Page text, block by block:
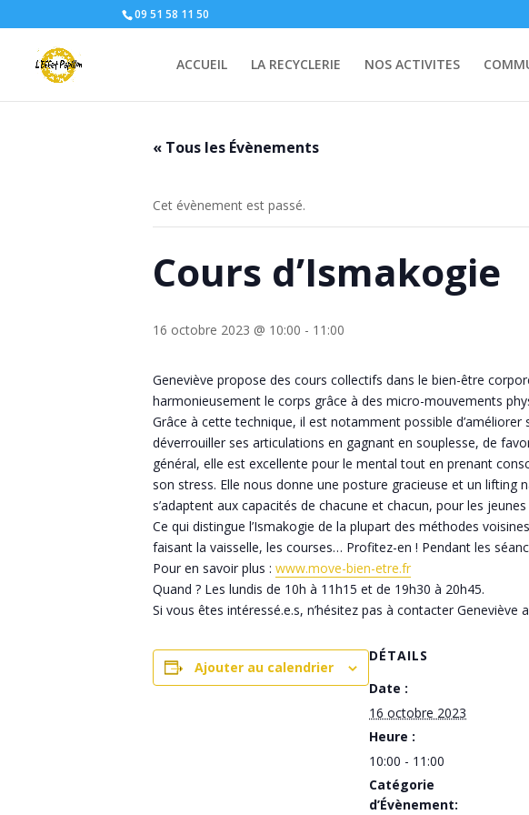
09 51 58 11 50
ACCUEIL LA RECYCLERIE NOS ACTIVITES
« Tous les Évènements
Cet évènement est passé.
Cours d’Ismakogie
16 octobre 2023 @ 10:00 - 11:00
Geneviève propose des cours collectifs dans le bien-être
harmonieusement le corps grâce à des micro-mouvements
Grâce à cette technique, il est notamment possible
déverrouiller ses articulations en gagnant en souplesse, de
général, elle est excellente pour le mental tout en prenant
son stress. Elle nous donne une posture gracieuse et un lifting
s’adaptent aux capacités de chacune et chacun, pour les
Ce qui distingue l’Ismakogie de la plupart des méthodes
faisant la vaisselle, les courses… Profitez-en ! Pendant les
Pour en savoir plus : www.move-bien-etre.fr
Quand ? Les lundis de 10h à 11h15 et de 19h30 à 20h45.
Si vous êtes intéressé.e.s, n’hésitez pas à contacter
Ajouter au calendrier
DÉTAILS
Date :
16 octobre 2023
Heure :
10:00 - 11:00
Catégorie
d’Évènement: